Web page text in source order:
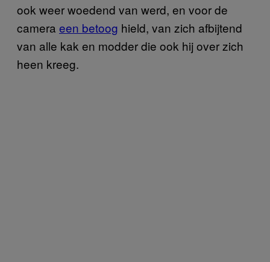
ook weer woedend van werd, en voor de
camera een betoog hield, van zich afbijtend
van alle kak en modder die ook hij over zich
heen kreeg.